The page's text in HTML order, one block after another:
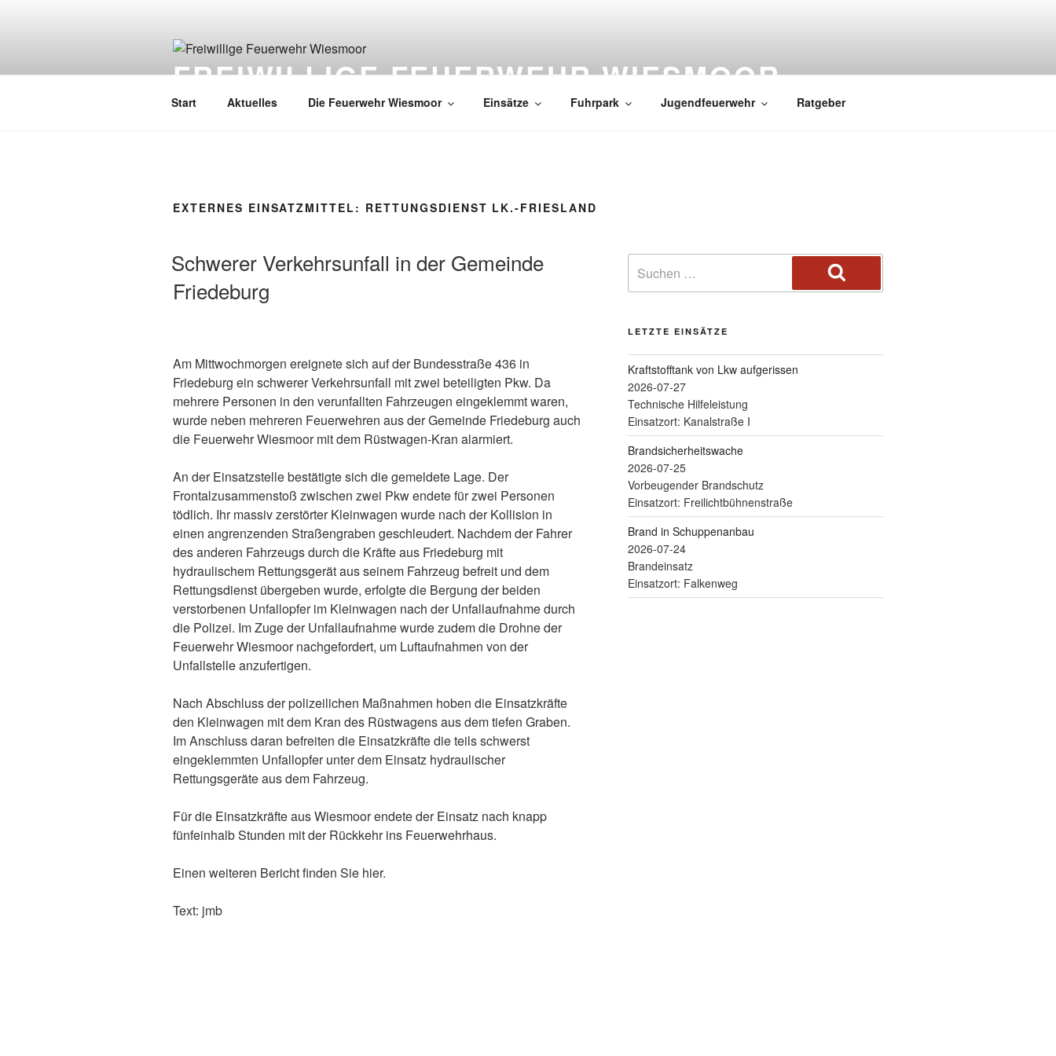
FREIWILLIGE FEUERWEHR WIESMOOR
Start Aktuelles Die Feuerwehr Wiesmoor Einsätze Fuhrpark Jugendfeuerwehr Ratgeber
EXTERNES EINSATZMITTEL: RETTUNGSDIENST LK.-FRIESLAND
Schwerer Verkehrsunfall in der Gemeinde
Friedeburg
Am Mittwochmorgen ereignete sich auf der Bundesstraße 436 in
Friedeburg ein schwerer Verkehrsunfall mit zwei beteiligten Pkw. Da
mehrere Personen in den verunfallten Fahrzeugen eingeklemmt waren,
wurde neben mehreren Feuerwehren aus der Gemeinde Friedeburg auch
die Feuerwehr Wiesmoor mit dem Rüstwagen-Kran alarmiert.
An der Einsatzstelle bestätigte sich die gemeldete Lage. Der
Frontalzusammenstoß zwischen zwei Pkw endete für zwei Personen
tödlich. Ihr massiv zerstörter Kleinwagen wurde nach der Kollision in
einen angrenzenden Straßengraben geschleudert. Nachdem der Fahrer
des anderen Fahrzeugs durch die Kräfte aus Friedeburg mit
hydraulischem Rettungsgerät aus seinem Fahrzeug befreit und dem
Rettungsdienst übergeben wurde, erfolgte die Bergung der beiden
verstorbenen Unfallopfer im Kleinwagen nach der Unfallaufnahme durch
die Polizei. Im Zuge der Unfallaufnahme wurde zudem die Drohne der
Feuerwehr Wiesmoor nachgefordert, um Luftaufnahmen von der
Unfallstelle anzufertigen.
Nach Abschluss der polizeilichen Maßnahmen hoben die Einsatzkräfte
den Kleinwagen mit dem Kran des Rüstwagens aus dem tiefen Graben.
Im Anschluss daran befreiten die Einsatzkräfte die teils schwerst
eingeklemmten Unfallopfer unter dem Einsatz hydraulischer
Rettungsgeräte aus dem Fahrzeug.
Für die Einsatzkräfte aus Wiesmoor endete der Einsatz nach knapp
fünfeinhalb Stunden mit der Rückkehr ins Feuerwehrhaus.
Einen weiteren Bericht finden Sie hier.
Text: jmb
LETZTE EINSÄTZE
Kraftstofftank von Lkw aufgerissen
2026-07-27
Technische Hilfeleistung
Einsatzort: Kanalstraße I
Brandsicherheitswache
2026-07-25
Vorbeugender Brandschutz
Einsatzort: Freilichtbühnenstraße
Brand in Schuppenanbau
2026-07-24
Brandeinsatz
Einsatzort: Falkenweg